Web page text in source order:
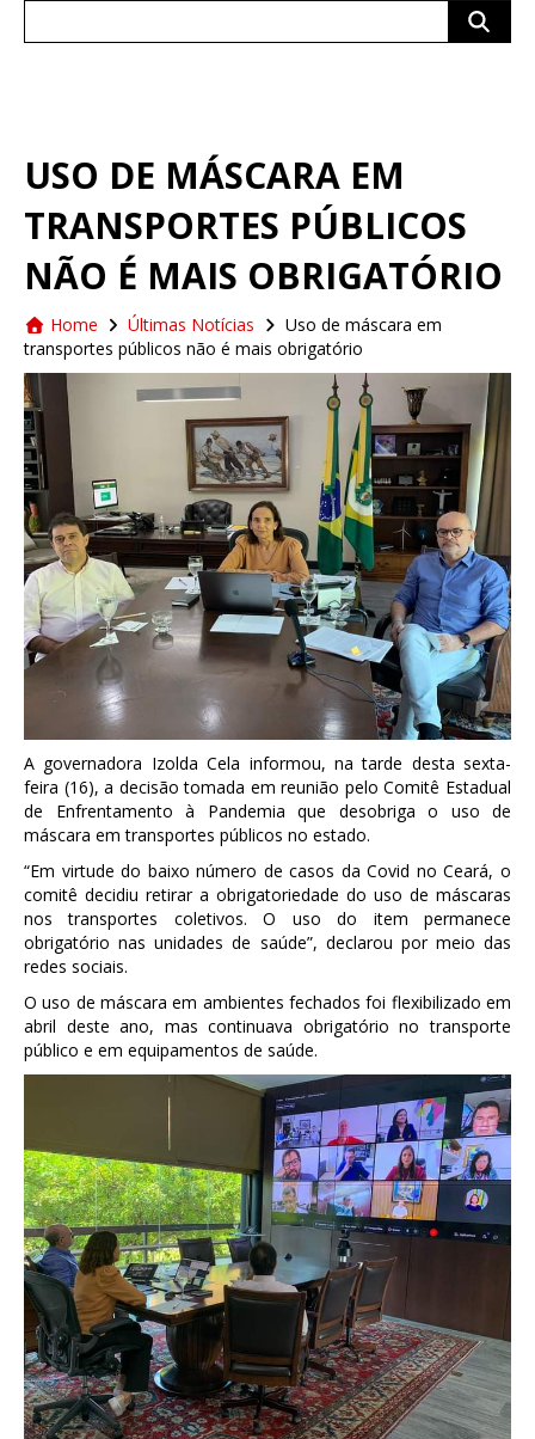
USO DE MÁSCARA EM
TRANSPORTES PÚBLICOS
NÃO É MAIS OBRIGATÓRIO
Home Últimas Notícias
Uso de máscara em
transportes públicos não é mais obrigatório
A governadora Izolda Cela informou, na tarde desta sexta-
feira (16), a decisão tomada em reunião pelo Comitê Estadual
de Enfrentamento à Pandemia que desobriga o uso de
máscara em transportes públicos no estado.
“Em virtude do baixo número de casos da Covid no Ceará, o
comitê decidiu retirar a obrigatoriedade do uso de máscaras
nos transportes coletivos. O uso do item permanece
obrigatório nas unidades de saúde”, declarou por meio das
redes sociais.
O uso de máscara em ambientes fechados foi flexibilizado em
abril deste ano, mas continuava obrigatório no transporte
público e em equipamentos de saúde.